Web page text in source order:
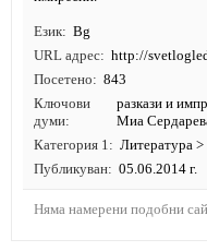
Език
Bg
URL адрес
http://
Посетено
843
Ключови
думи
разкази и
Миа
Категория 1
Литература >
Публикуван
05.06.2014 г.
Няма намерени подобни